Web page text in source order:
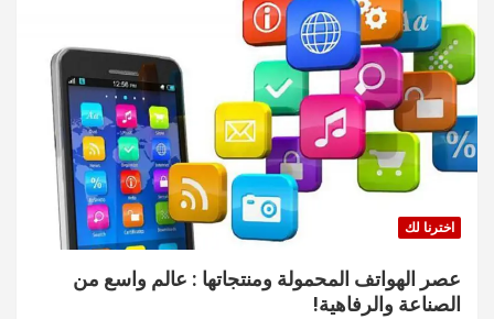
اخترنا لك
عصر الهواتف المحمولة ومنتجاتها : عالم واسع من
الصناعة والرفاهية!